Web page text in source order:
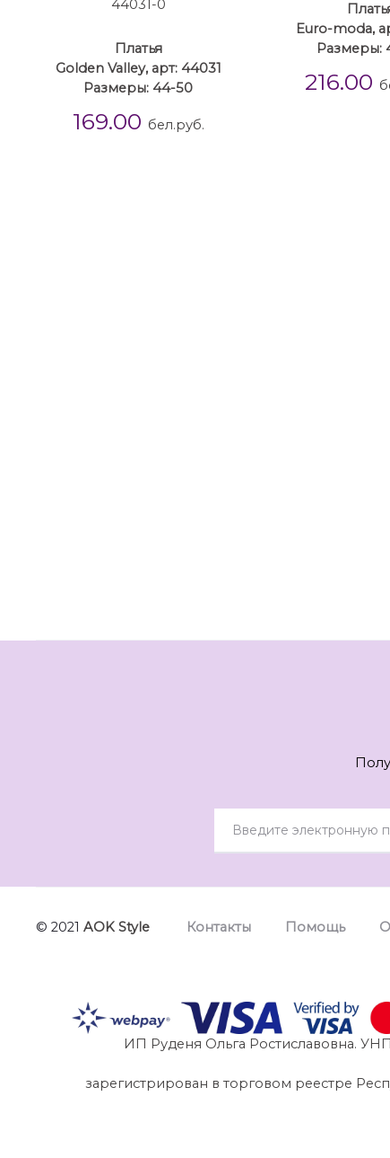
Платья
Golden Valley, арт: 44031
Размеры: 44-50
169.00 бел.руб.
Euro-moda,
Размеры:
216.00
© 2021 AOK Style Контакты Помощь
ИП Руденя Ольга Ростиславовна.
зарегистрирован в торговом реестре